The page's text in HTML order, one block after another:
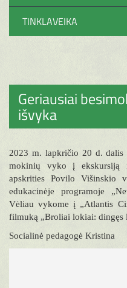
TINKLAVEIKA
Geriausiai
išvyka
2023 m. lapkričio 20 d. dalis
mokinių vyko į ekskursiją
apskrities Povilo Višinskio
edukacinėje programoje
Vėliau vykome į „Atlantis
filmuką „Broliai lokiai: dingęs
Socialinė pedagogė Kristina